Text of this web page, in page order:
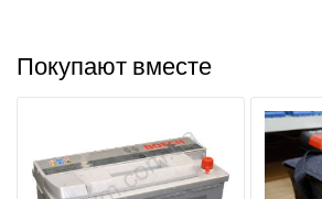
Покупают вместе